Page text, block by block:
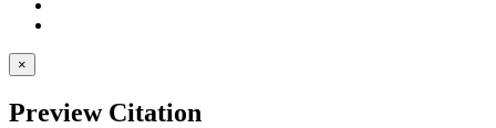
×
Preview Citation